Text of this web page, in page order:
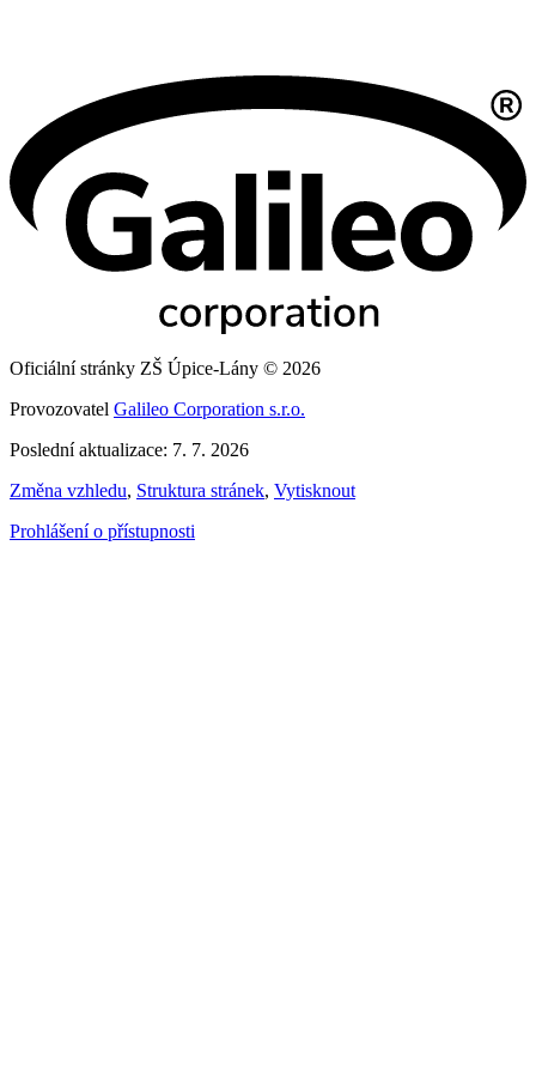
Oficiální stránky ZŠ Úpice-Lány © 2026
Provozovatel Galileo Corporation s.r.o.
Poslední aktualizace: 7. 7. 2026
Změna vzhledu, Struktura stránek, Vytisknout
Prohlášení o přístupnosti